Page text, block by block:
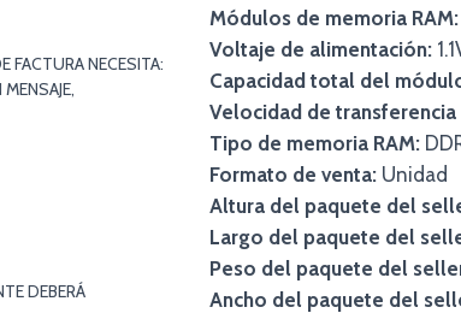
FACTURA NECESITA:
DEBERÁ
Módulos de memoria RAM:
Voltaje de alimentación:
Capacidad total del
Velocidad de
Tipo de memoria RAM:
Formato de venta: Unidad
Altura del paquete del
Largo del paquete del
Peso del paquete del
Ancho del paquete del